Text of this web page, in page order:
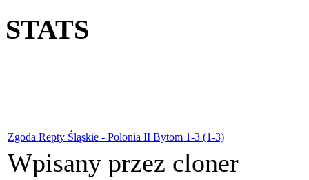
STATS
Zgoda Repty Śląskie - Polonia II Bytom 1-3 (1-3)
Wpisany przez cloner